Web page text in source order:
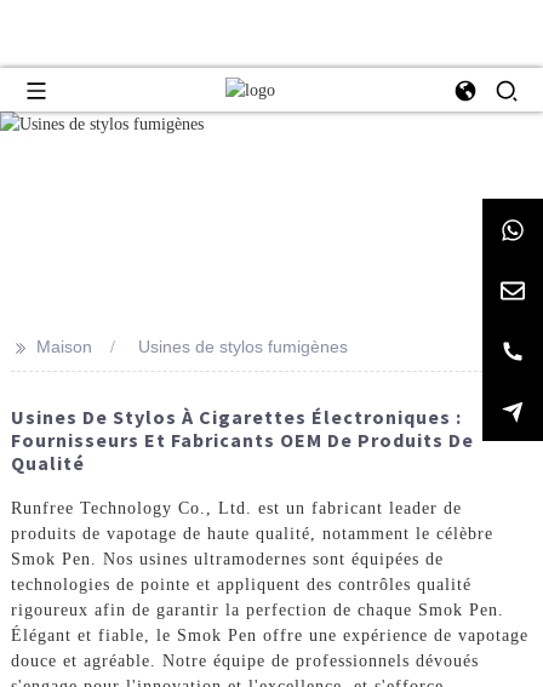
>> Maison Usines de stylos fumigènes
Usines De Stylos À Cigarettes Électroniques :
Fournisseurs Et Fabricants OEM De Produits De
Qualité
Runfree Technology Co., Ltd. est un fabricant leader de
produits de vapotage de haute qualité, notamment le célèbre
Smok Pen. Nos usines ultramodernes sont équipées de
technologies de pointe et appliquent des contrôles qualité
rigoureux afin de garantir la perfection de chaque Smok Pen.
Élégant et fiable, le Smok Pen offre une expérience de vapotage
douce et agréable. Notre équipe de professionnels dévoués